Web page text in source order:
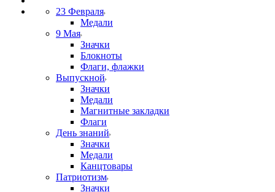
23 Февраля
Медали
9 Мая
Значки
Блокноты
Флаги, флажки
Выпускной
Значки
Медали
Магнитные закладки
Флаги
День знаний
Значки
Медали
Канцтовары
Патриотизм
Значки